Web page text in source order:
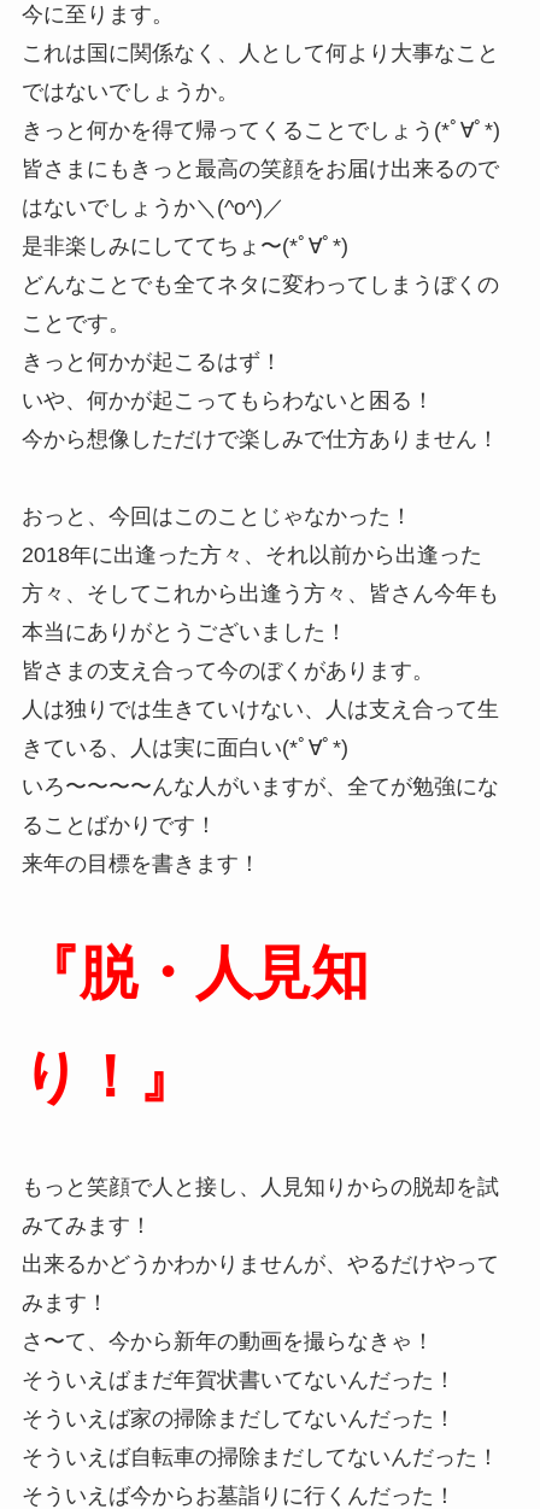
今に至ります。
これは国に関係なく、人として何より大事なこと
ではないでしょうか。
きっと何かを得て帰ってくることでしょう(*ﾟ∀ﾟ*)
皆さまにもきっと最高の笑顔をお届け出来るので
はないでしょうか＼(^o^)／
是非楽しみにしててちょ〜(*ﾟ∀ﾟ*)
どんなことでも全てネタに変わってしまうぼくの
ことです。
きっと何かが起こるはず！
いや、何かが起こってもらわないと困る！
今から想像しただけで楽しみで仕方ありません！
おっと、今回はこのことじゃなかった！
2018年に出逢った方々、それ以前から出逢った
方々、そしてこれから出逢う方々、皆さん今年も
本当にありがとうございました！
皆さまの支え合って今のぼくがあります。
人は独りでは生きていけない、人は支え合って生
きている、人は実に面白い(*ﾟ∀ﾟ*)
いろ〜〜〜〜んな人がいますが、全てが勉強にな
ることばかりです！
来年の目標を書きます！
『脱・人見知
り！』
もっと笑顔で人と接し、人見知りからの脱却を試
みてみます！
出来るかどうかわかりませんが、やるだけやって
みます！
さ〜て、今から新年の動画を撮らなきゃ！
そういえばまだ年賀状書いてないんだった！
そういえば家の掃除まだしてないんだった！
そういえば自転車の掃除まだしてないんだった！
そういえば今からお墓詣りに行くんだった！